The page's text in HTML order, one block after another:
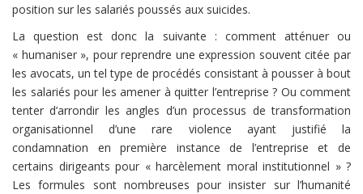
position sur les salariés poussés aux suicides.
La question est donc la suivante : comment atténuer ou
« humaniser », pour reprendre une expression souvent citée par
les avocats, un tel type de procédés consistant à pousser à bout
les salariés pour les amener à quitter l’entreprise ? Ou comment
tenter d’arrondir les angles d’un processus de transformation
organisationnel d’une rare violence ayant justifié la
condamnation en première instance de l’entreprise et de
certains dirigeants pour « harcèlement moral institutionnel » ?
Les formules sont nombreuses pour insister sur l’humanité